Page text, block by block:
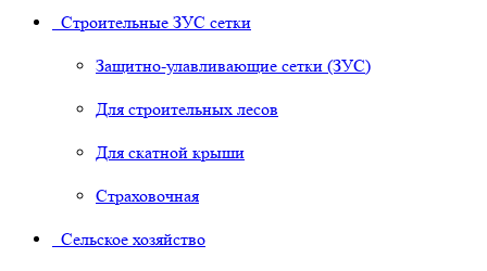
Строительные ЗУС сетки
Защитно-улавливающие сетки (ЗУС)
Для строительных лесов
Для скатной крыши
Страховочная
Сельское хозяйство